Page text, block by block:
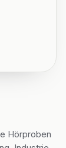
Hörproben